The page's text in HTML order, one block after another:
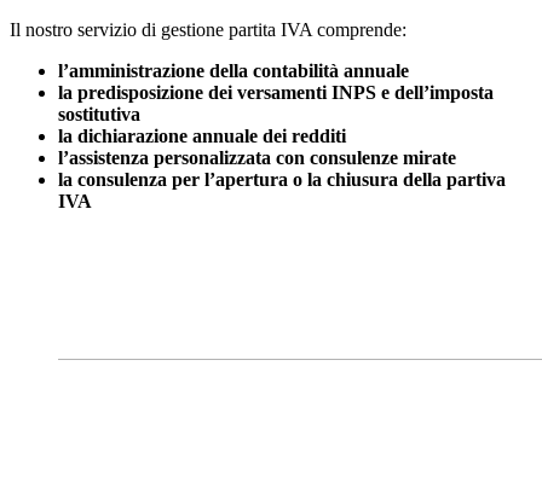
Il nostro servizio di gestione partita IVA comprende:
l’amministrazione della contabilità annuale
la predisposizione dei versamenti INPS e dell’imposta
sostitutiva
la dichiarazione annuale dei redditi
l’assistenza personalizzata con consulenze mirate
la consulenza per l’apertura o la chiusura della partiva
IVA